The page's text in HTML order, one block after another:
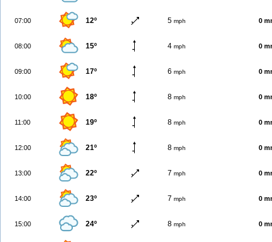
07:00 12º 5 mph 0
08:00 15º 4 mph 0
09:00 17º 6 mph 0
10:00 18º 8 mph 0
11:00 19º 8 mph 0
12:00 21º 8 mph 0
13:00 22º 7 mph 0
14:00 23º 7 mph 0
15:00 24º 8 mph 0